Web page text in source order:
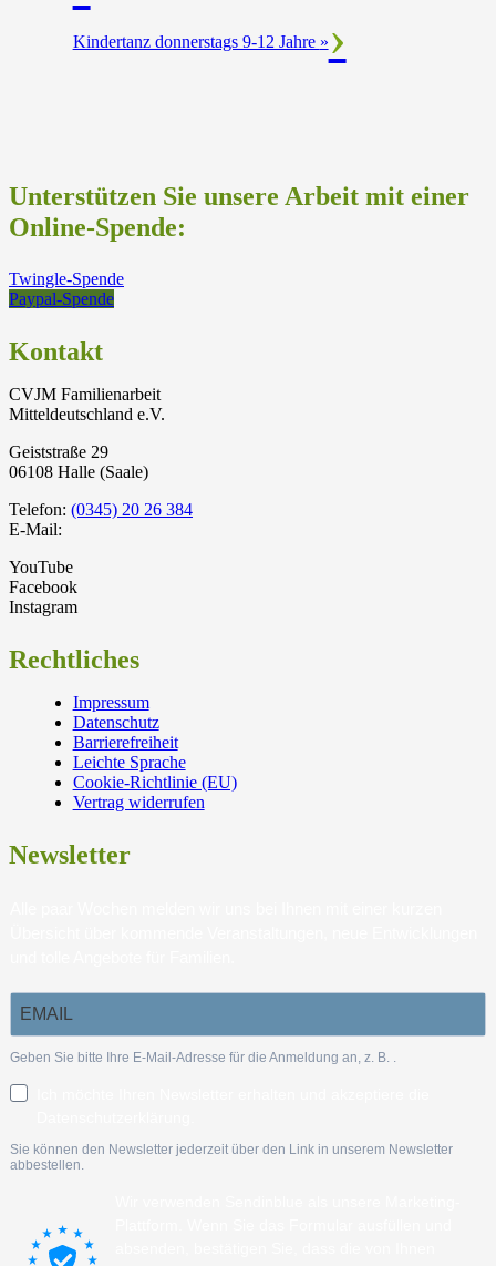
Kindertanz donnerstags 9-12 Jahre »
Unterstützen Sie unsere Arbeit mit einer
Online-Spende:
Twingle-Spende
Paypal-Spende
Kontakt
CVJM Familienarbeit
Mitteldeutschland e.V.
Geiststraße 29
06108 Halle (Saale)
Telefon: (0345) 20 26 384
E-Mail:
YouTube
Facebook
Instagram
Rechtliches
Impressum
Datenschutz
Barrierefreiheit
Leichte Sprache
Cookie-Richtlinie (EU)
Vertrag widerrufen
Newsletter
Geben Sie bitte Ihre E-Mail-Adresse für die Anmeldung an, z. B. .
Sie können den Newsletter jederzeit über den Link in unserem Newsletter
abbestellen.